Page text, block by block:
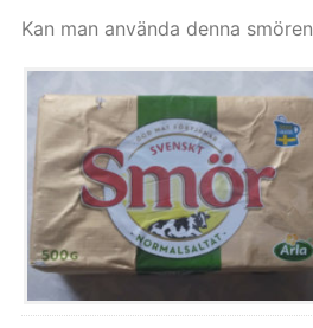
Kan man använda denna smören